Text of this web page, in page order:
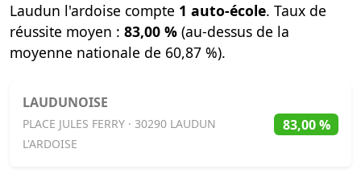
Laudun l'ardoise compte 1 auto-école. Taux de
réussite moyen : 83,00 % (au-dessus de la
moyenne nationale de 60,87 %).
LAUDUNOISE
PLACE JULES FERRY · 30290 LAUDUN
L'ARDOISE
83,00 %